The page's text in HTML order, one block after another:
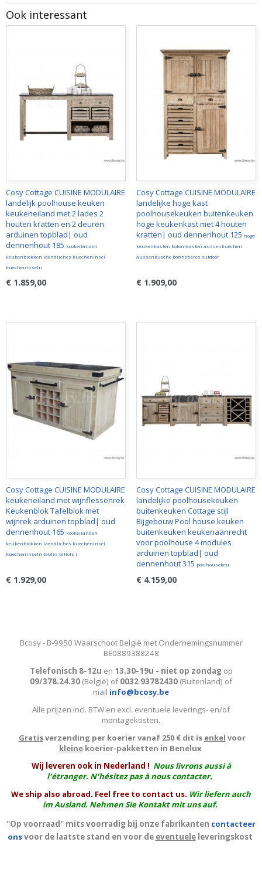
Ook interessant
Cosy Cottage CUISINE MODULAIRE
landelijk poolhouse keuken
keukeneiland met 2 lades 2
houten kratten en 2 deuren
arduinen topblad| oud
dennenhout 185 kookeilanden
keukenblokken laendliches kuecheninsel
kuecheninseln
€ 1.859,00
Cosy Cottage CUISINE MODULAIRE
landelijke hoge kast
poolhousekeuken buitenkeuken
hoge keukenkast met 4 houten
kratten| oud dennenhout 125 hoge
keukenkasten kolomkasten aussenkuechen
aussenkueche bonnetières outdoor
€ 1.909,00
Cosy Cottage CUISINE MODULAIRE
keukeneiland met wijnflessenrek
Keukenblok Tafelblok met
wijnrek arduinen topblad| oud
dennenhout 165 kookeilanden
keukenblokken laendliches kuecheninsel
kuecheninseln tables billots i
€ 1.929,00
Cosy Cottage CUISINE MODULAIRE
landelijke poolhousekeuken
buitenkeuken Cottage stijl
Bijgebouw Pool house keuken
buitenkeuken keukenaanrecht
voor poolhouse 4 modules
arduinen topblad| oud
dennenhout 315 poolhousekeu
€ 4.159,00
Bcosy - B-9950 Waarschoot België met Ondernemingsnummer
BE0889388248
Telefonisch 8-12u en 13.30-19u - niet op zondag op
09/378.24.30 (België) of0032 93782430 (Buitenland) of
mail info@bcosy.be
Alle prijzen incl. BTW en excl. eventuele leverings- en/of
montagekosten.
Gratisverzending per koerier vanaf 250 € dit is enkel voor
kleinekoerier-pakketten in Benelux
Wij leveren ook in Nederland ! Nous livrons aussi à
l'étranger. N'hésitez pas à nous contacter.
We ship also abroad. Feel free to contact us. Wir liefern auch
im Ausland. Nehmen Sie Kontakt mit uns auf.
"Op voorraad" mits voorradig bij onze fabrikanten contacteer
onsvoor de laatste stand en voor de eventueleleveringskost